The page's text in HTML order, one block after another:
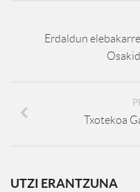
Erdaldun
Txotekoa
UTZI ERANTZUNA